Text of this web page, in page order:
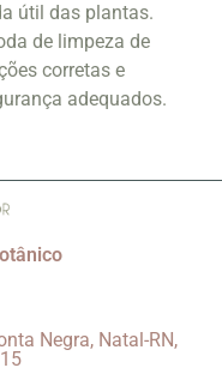
útil das plantas.
de limpeza de
corretas e
adequados.
Negra, Natal-RN,